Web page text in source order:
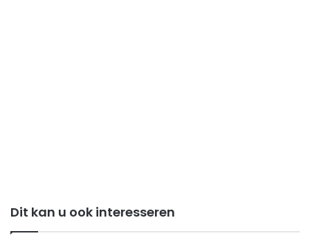
Dit kan u ook interesseren